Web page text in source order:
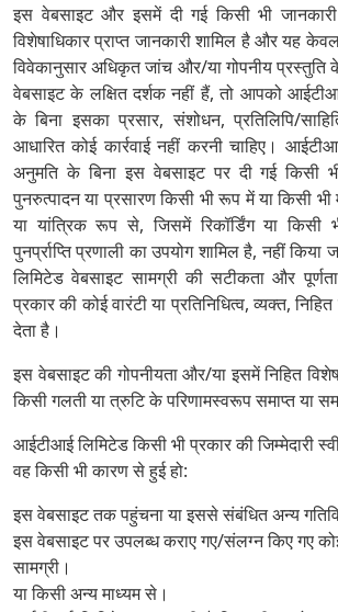
इस वेबसाइट और इसमें दी गई किसी भी
विशेषाधिकार प्राप्त जानकारी शामिल है और यह
विवेकानुसार अधिकृत जांच और/या गोपनीय
वेबसाइट के लक्षित दर्शक नहीं हैं, तो आपको
के बिना इसका प्रसार, संशोधन, प्रतिलिपि/
आधारित कोई कार्रवाई नहीं करनी चाहिए।
अनुमति के बिना इस वेबसाइट पर दी गई किसी
पुनरुत्पादन या प्रसारण किसी भी रूप में या किसी
या यांत्रिक रूप से, जिसमें रिकॉर्डिंग या
पुनर्प्राप्ति प्रणाली का उपयोग शामिल है, नहीं
लिमिटेड वेबसाइट सामग्री की सटीकता और
प्रकार की कोई वारंटी या प्रतिनिधित्व, व्यक्त,
देता है।
इस वेबसाइट की गोपनीयता और/या इसमें निहित
किसी गलती या त्रुटि के परिणामस्वरूप समाप्त या
आईटीआई लिमिटेड किसी भी प्रकार की जिम्मेदारी
वह किसी भी कारण से हुई हो:
इस वेबसाइट तक पहुंचना या इससे संबंधित अन्य
इस वेबसाइट पर उपलब्ध कराए गए/संलग्न किए गए
सामग्री।
या किसी अन्य माध्यम से।